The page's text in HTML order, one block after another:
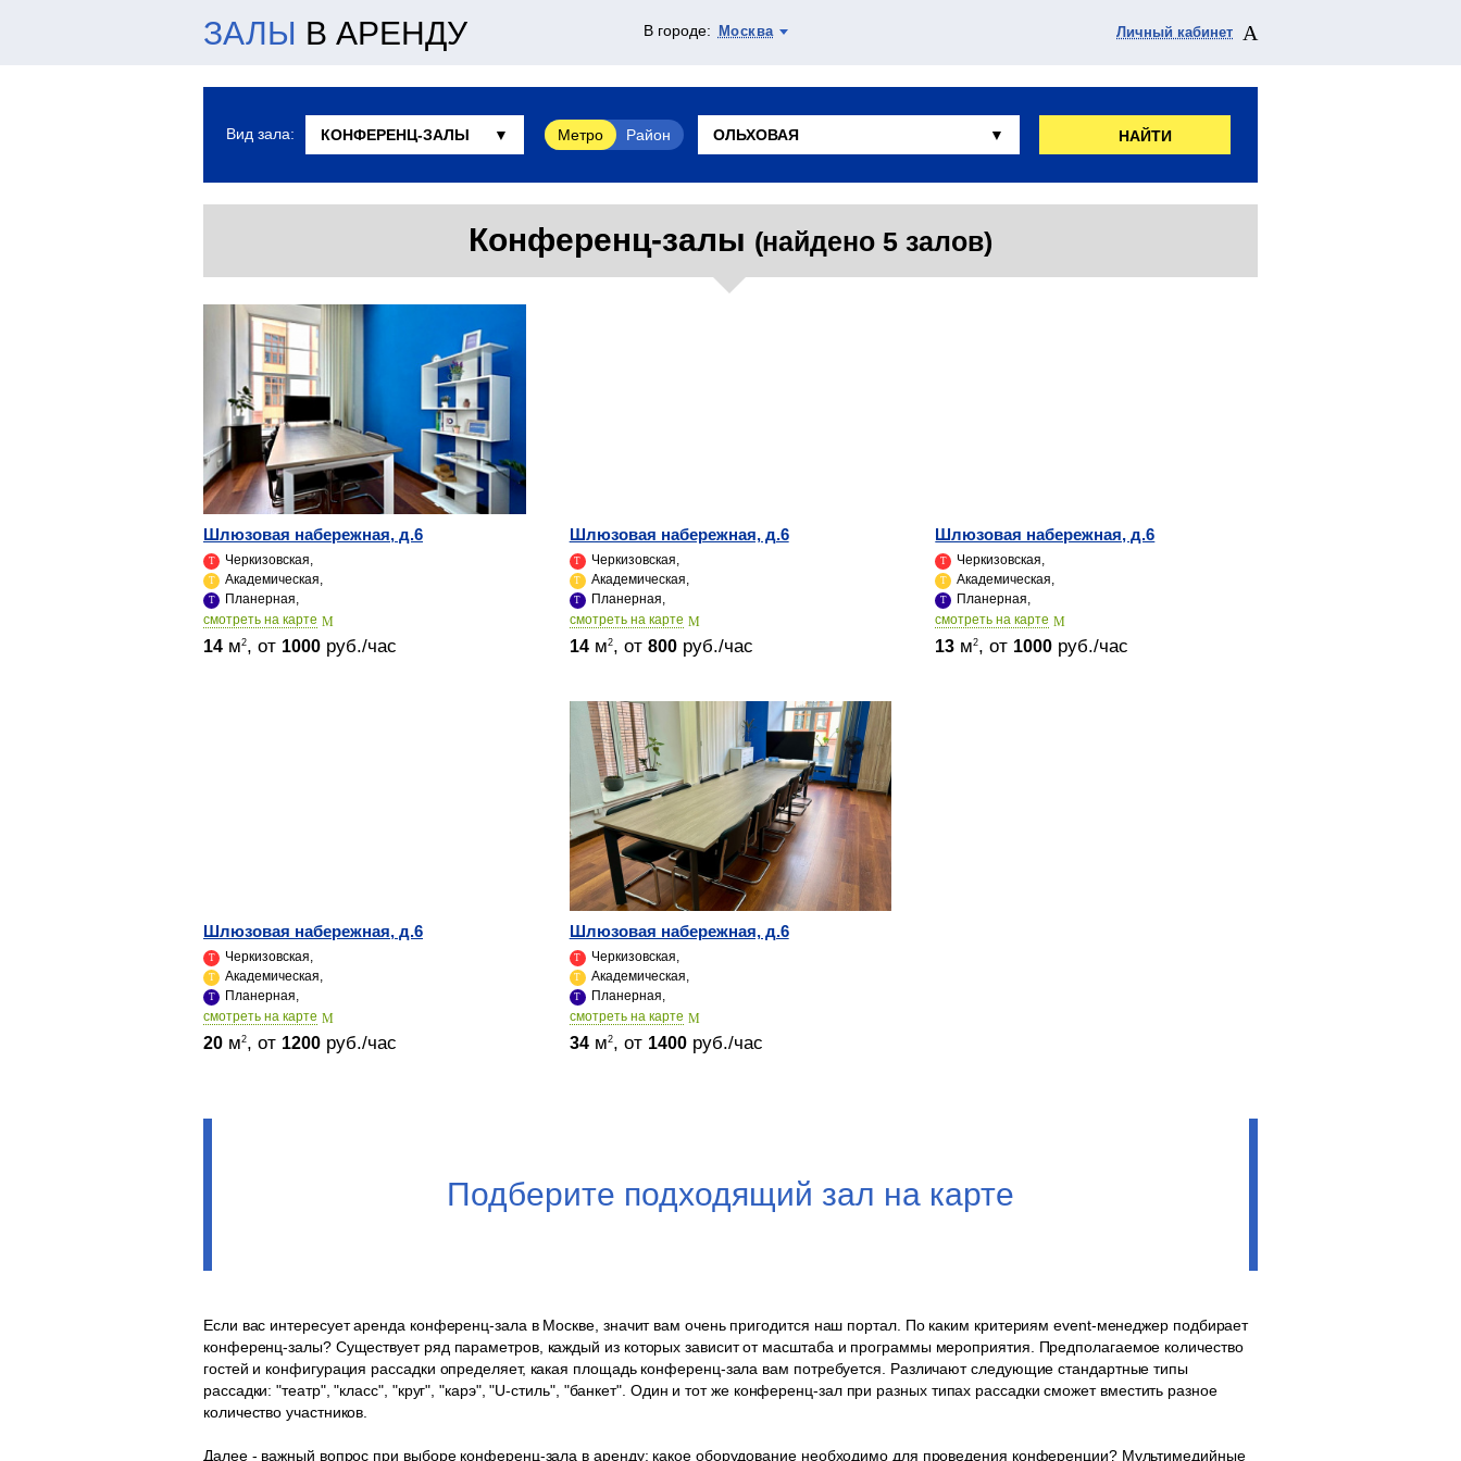
ЗАЛЫ В АРЕНДУ В городе: Москва Личный кабинет
Вид зала: Метро Район НАЙТИ
Конференц-залы (найдено 5 залов)
Шлюзовая набережная, д.6
Черкизовская,
Академическая,
Планерная,
cмотреть на карте
14 м2, от 1000 руб./час
Шлюзовая набережная, д.6
Черкизовская,
Академическая,
Планерная,
cмотреть на карте
14м2, от 800руб./час
Шлюзовая набережная, д.6
Черкизовская,
Академическая,
Планерная,
cмотреть на карте
13 м2, от 1000 руб./час
Шлюзовая набережная, д.6
Черкизовская,
Академическая,
Планерная,
cмотреть на карте
20 м2, от 1200 руб./час
Шлюзовая набережная, д.6
Черкизовская,
Академическая,
Планерная,
cмотреть на карте
34м2, от 1400руб./час
Подберите подходящий зал на карте
Если вас интересует аренда конференц-зала в Москве, значит вам очень пригодится наш портал. По каким критериям event-менеджер подбирает
конференц-залы? Существует ряд параметров, каждый из которых зависит от масштаба и программы мероприятия. Предполагаемое количество
гостей и конфигурация рассадки определяет, какая площадь конференц-зала вам потребуется. Различают следующие стандартные типы
рассадки: "театр", "класс", "круг", "карэ", "U-стиль", "банкет". Один и тот же конференц-зал при разных типах рассадки сможет вместить разное
количество участников.
Далее - важный вопрос при выборе конференц-зала в аренду: какое оборудование необходимо для проведения конференции? Мультимедийные